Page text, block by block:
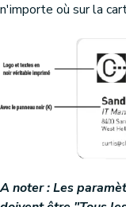
n'importe où sur la
A noter : Les